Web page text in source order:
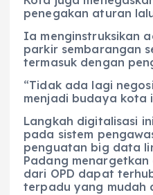
penegakan aturan
Ia menginstruksikan
parkir sembarangan
termasuk dengan
“Tidak ada lagi
menjadi budaya kota
Langkah digitalisasi
pada sistem
penguatan big data
Padang
dari OPD dapat
terpadu yang mudah